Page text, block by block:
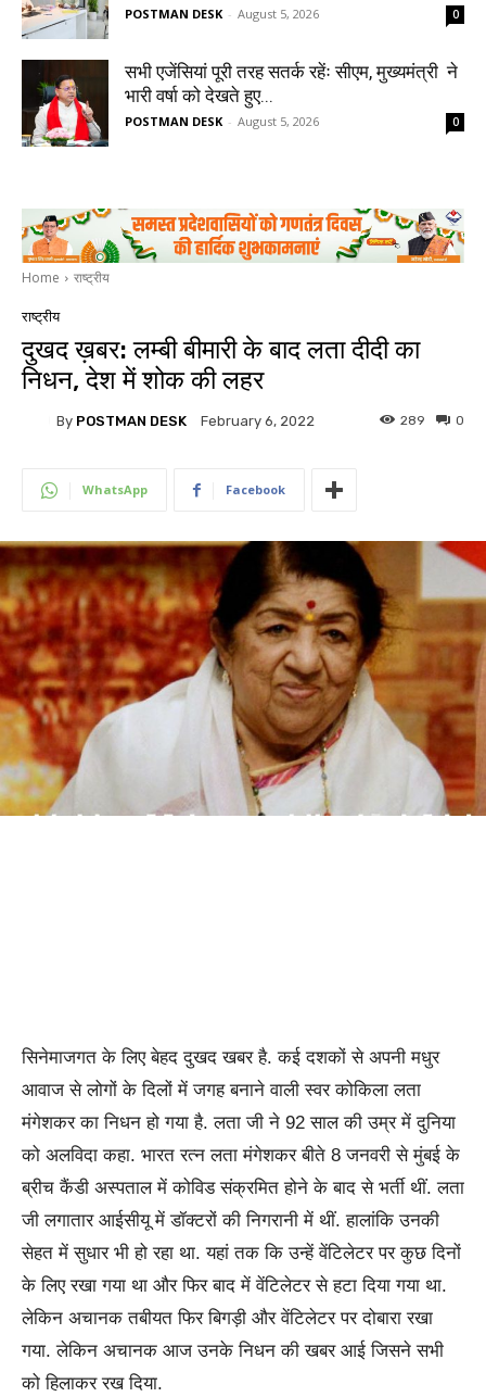
POSTMAN DESK - August 5, 2026 0
सभी एजेंसियां पूरी तरह सतर्क रहेंः सीएम, मुख्यमंत्री ने
भारी वर्षा को देखते हुए...
POSTMAN DESK - August 5, 2026 0